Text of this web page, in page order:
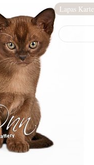
Lapas Karte